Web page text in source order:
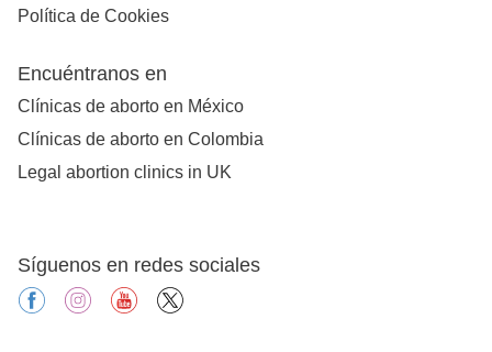
Política de Cookies
Encuéntranos en
Clínicas de aborto en México
Clínicas de aborto en Colombia
Legal abortion clinics in UK
Síguenos en redes sociales
facebookinstagramyoutube